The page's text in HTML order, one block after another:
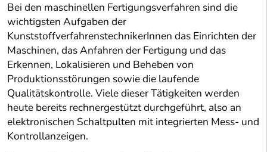
Bei den maschinellen Fertigungsverfahren sind die
wichtigsten Aufgaben der
KunststoffverfahrenstechnikerInnen das Einrichten der
Maschinen, das Anfahren der Fertigung und das
Erkennen, Lokalisieren und Beheben von
Produktionsstörungen sowie die laufende
Qualitätskontrolle. Viele dieser Tätigkeiten werden
heute bereits rechnergestützt durchgeführt, also an
elektronischen Schaltpulten mit integrierten Mess- und
Kontrollanzeigen.